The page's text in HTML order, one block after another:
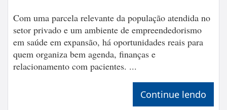
Com uma parcela relevante da população atendida no
setor privado e um ambiente de empreendedorismo
em saúde em expansão, há oportunidades reais para
quem organiza bem agenda, finanças e
relacionamento com pacientes. ...
Continue lendo